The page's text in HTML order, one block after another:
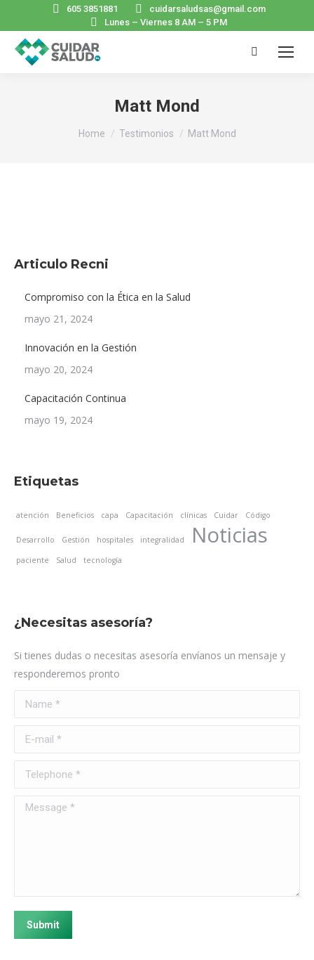
605 3851881
cuidarsaludsas@gmail.com
Lunes – Viernes 8 AM – 5 PM
Search:
Matt Mond
You are here:
Home Testimonios Matt Mond
Articulo Recni
Compromiso con la Ética en la Salud
mayo 21, 2024
Innovación en la Gestión
mayo 20, 2024
Capacitación Continua
mayo 19, 2024
Etiquetas
atención Beneficios capa Capacitación clínicas Cuidar Código
Desarrollo Gestión hospitales integralidad Noticias
paciente Salud tecnología
¿Necesitas asesoría?
Si tienes dudas o necesitas asesoría envíanos un mensaje y
responderemos pronto
Name *
E-mail *
Telephone *
Message *
Submit